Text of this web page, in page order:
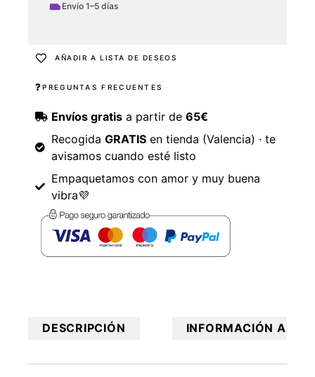
Envío 1–5 días
AÑADIR A LISTA DE DESEOS
PREGUNTAS FRECUENTES
Envíos gratisa partir de 65€
Recogida GRATISen tienda (Valencia) · te
avisamos cuando esté listo
Empaquetamos con amor y muy buena
vibra💜
DESCRIPCIÓN INFORMACIÓN